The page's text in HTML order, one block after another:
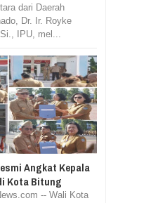
dari Daerah
Dr. Ir. Royke
IPU, mel...
Angkat Kepala
Kota Bitung
-- Wali Kota